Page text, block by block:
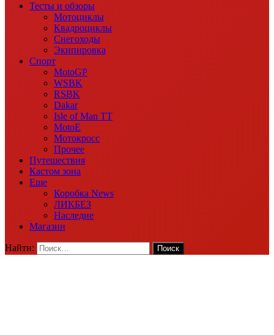
Тесты и обзоры
Мотоциклы
Квадроциклы
Снегоходы
Экипировка
Спорт
MotoGP
WSBK
RSBK
Dakar
Isle of Man TT
MotoE
Мотокросс
Прочее
Путешествия
Кастом зона
Еще
Коробка News
ЛИКБЕЗ
Наследие
Магазин
Найти: